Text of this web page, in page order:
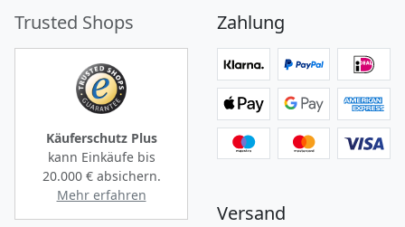
Trusted Shops
Käuferschutz Plus
kann Einkäufe bis
20.000 €absichern.
Mehr erfahren
Zahlung
Versand